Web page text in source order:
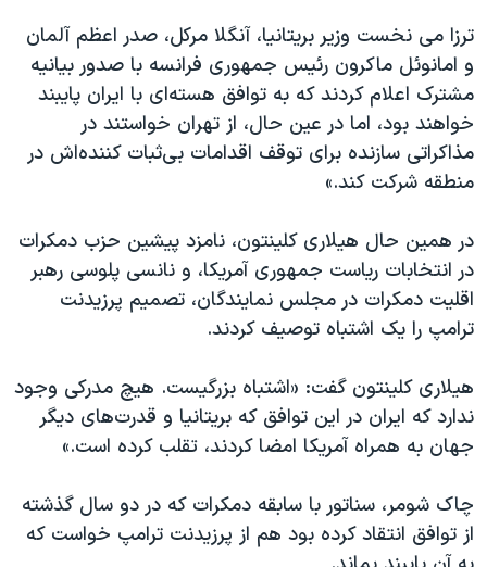
ترزا می نخست وزیر بریتانیا، آنگلا مرکل، صدر اعظم آلمان
و امانوئل ماکرون رئیس جمهوری فرانسه با صدور بیانیه
مشترک اعلام کردند که به توافق هسته‌ای با ایران پایبند
خواهند بود، اما در عین حال، از تهران خواستند در
مذاکراتی سازنده برای توقف اقدامات بی‌ثبات کننده‌اش در
منطقه شرکت کند.»
در همین حال هیلاری کلینتون، نامزد پیشین حزب دمکرات
در انتخابات ریاست جمهوری آمریکا، و نانسی پلوسی رهبر
اقلیت دمکرات در مجلس نمایندگان، تصمیم پرزیدنت
ترامپ را یک اشتباه توصیف کردند.
هیلاری کلینتون گفت: «اشتباه بزرگیست. هیچ مدرکی وجود
ندارد که ایران در این توافق که بریتانیا و قدرت‌های دیگر
جهان به همراه آمریکا امضا کردند، تقلب کرده است.»
چاک شومر، سناتور با سابقه دمکرات که در دو سال گذشته
از توافق انتقاد کرده بود هم از پرزیدنت ترامپ خواست که